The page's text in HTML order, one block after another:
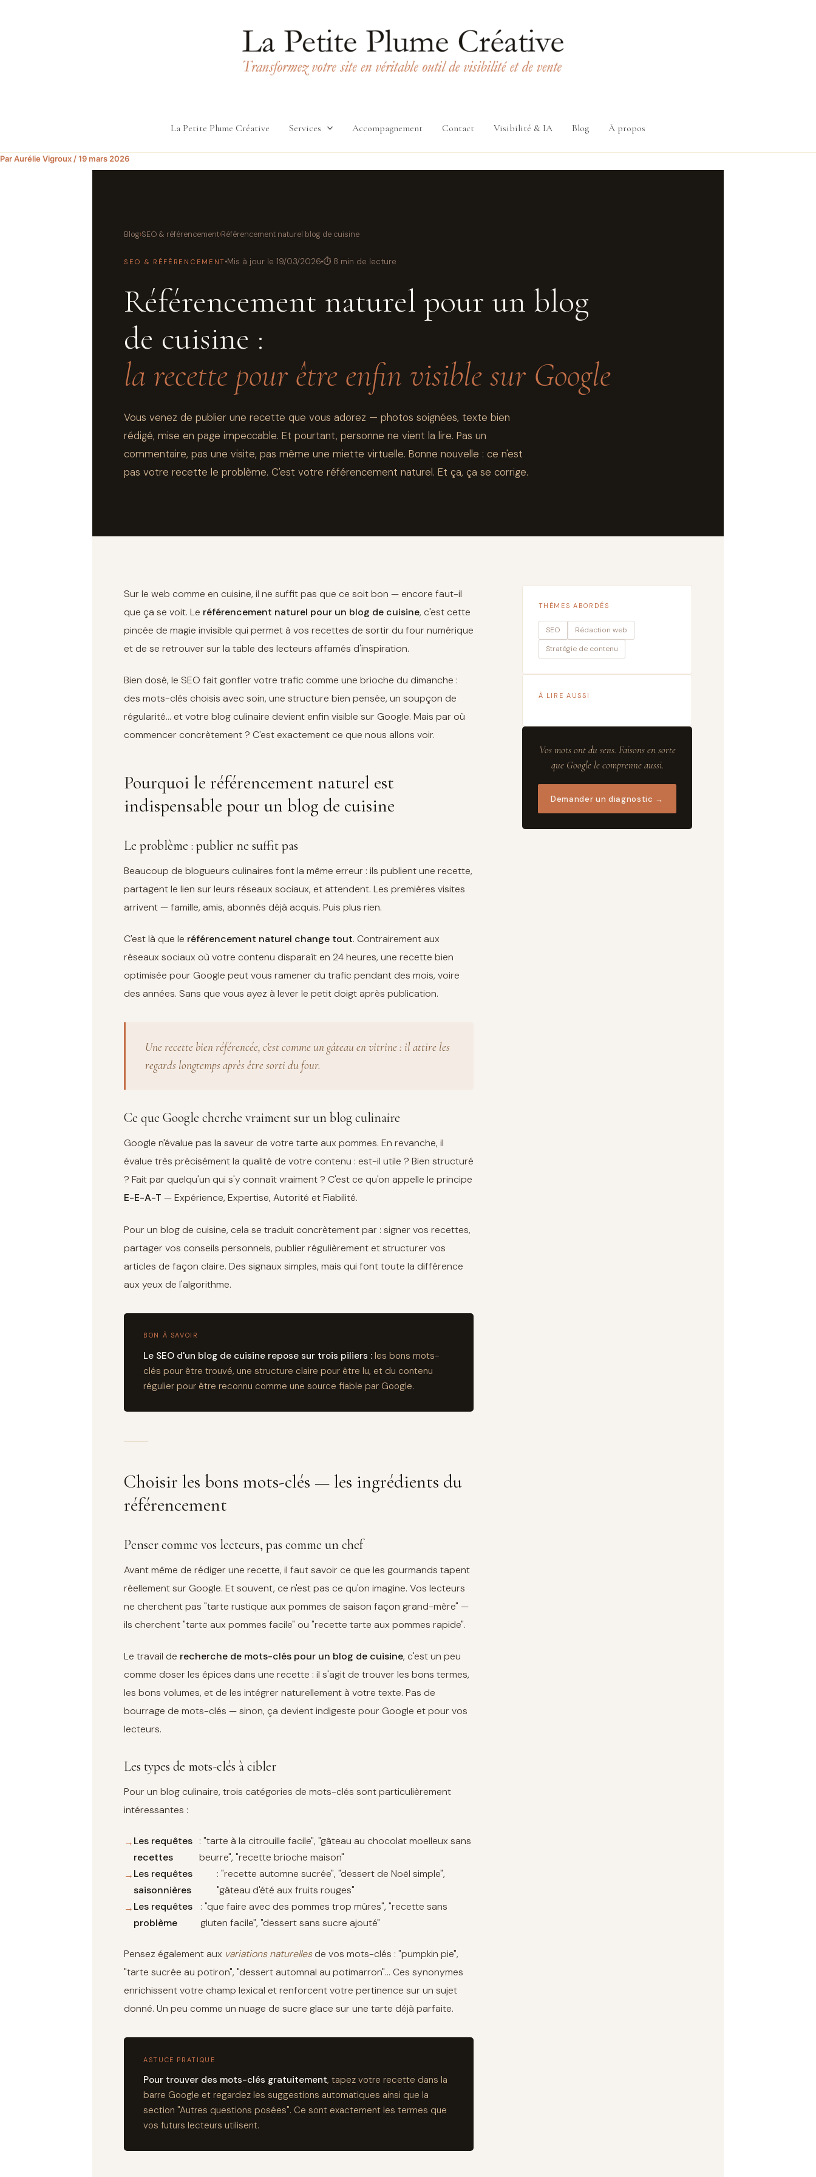
La Petite Plume Créative Services Accompagnement Contact Visibilité & IA Blog À propos
ParAurélie Vigroux /19 mars 2026
Blog›SEO & référencement›Référencement naturel blog de cuisine
SEO & RÉFÉRENCEMENT Mis à jour le 19/03/2026 ⏱ 8 min de lecture
Référencement naturel pour un blog
de cuisine :
la recette pour être enfin visible sur Google
Vous venez de publier une recette que vous adorez — photos soignées, texte bien
rédigé, mise en page impeccable. Et pourtant, personne ne vient la lire. Pas un
commentaire, pas une visite, pas même une miette virtuelle. Bonne nouvelle : ce n'est
pas votre recette le problème. C'est votre référencement naturel. Et ça, ça se corrige.
Sur le web comme en cuisine, il ne suffit pas que ce soit bon — encore faut-il
que ça se voit. Le référencement naturel pour un blog de cuisine, c'est cette
pincée de magie invisible qui permet à vos recettes de sortir du four numérique
et de se retrouver sur la table des lecteurs affamés d'inspiration.
Bien dosé, le SEO fait gonfler votre trafic comme une brioche du dimanche :
des mots-clés choisis avec soin, une structure bien pensée, un soupçon de
régularité… et votre blog culinaire devient enfin visible sur Google. Mais par où
commencer concrètement ? C'est exactement ce que nous allons voir.
Pourquoi le référencement naturel est
indispensable pour un blog de cuisine
Le problème : publier ne suffit pas
Beaucoup de blogueurs culinaires font la même erreur : ils publient une recette,
partagent le lien sur leurs réseaux sociaux, et attendent. Les premières visites
arrivent — famille, amis, abonnés déjà acquis. Puis plus rien.
C'est là que le référencement naturel change tout. Contrairement aux
réseaux sociaux où votre contenu disparaît en 24 heures, une recette bien
optimisée pour Google peut vous ramener du trafic pendant des mois, voire
des années. Sans que vous ayez à lever le petit doigt après publication.
Une recette bien référencée, c'est comme un gâteau en vitrine : il attire les
regards longtemps après être sorti du four.
Ce que Google cherche vraiment sur un blog culinaire
Google n'évalue pas la saveur de votre tarte aux pommes. En revanche, il
évalue très précisément la qualité de votre contenu : est-il utile ? Bien structuré
? Fait par quelqu'un qui s'y connaît vraiment ? C'est ce qu'on appelle le principe
E-E-A-T — Expérience, Expertise, Autorité et Fiabilité.
Pour un blog de cuisine, cela se traduit concrètement par : signer vos recettes,
partager vos conseils personnels, publier régulièrement et structurer vos
articles de façon claire. Des signaux simples, mais qui font toute la différence
aux yeux de l'algorithme.
BON À SAVOIR
Le SEO d'un blog de cuisine repose sur trois piliers : les bons mots-
clés pour être trouvé, une structure claire pour être lu, et du contenu
régulier pour être reconnu comme une source fiable par Google.
Choisir les bons mots-clés — les ingrédients du
référencement
Penser comme vos lecteurs, pas comme un chef
Avant même de rédiger une recette, il faut savoir ce que les gourmands tapent
réellement sur Google. Et souvent, ce n'est pas ce qu'on imagine. Vos lecteurs
ne cherchent pas "tarte rustique aux pommes de saison façon grand-mère" —
ils cherchent "tarte aux pommes facile" ou "recette tarte aux pommes rapide".
Le travail de recherche de mots-clés pour un blog de cuisine, c'est un peu
comme doser les épices dans une recette : il s'agit de trouver les bons termes,
les bons volumes, et de les intégrer naturellement à votre texte. Pas de
bourrage de mots-clés — sinon, ça devient indigeste pour Google et pour vos
lecteurs.
Les types de mots-clés à cibler
Pour un blog culinaire, trois catégories de mots-clés sont particulièrement
intéressantes :
Les requêtes
recettes
: "tarte à la citrouille facile", "gâteau au chocolat moelleux sans
beurre", "recette brioche maison"
Les requêtes
saisonnières
: "recette automne sucrée", "dessert de Noël simple",
"gâteau d'été aux fruits rouges"
Les requêtes
problème
: "que faire avec des pommes trop mûres", "recette sans
gluten facile", "dessert sans sucre ajouté"
Pensez également aux variations naturellesde vos mots-clés : "pumpkin pie",
"tarte sucrée au potiron", "dessert automnal au potimarron"… Ces synonymes
enrichissent votre champ lexical et renforcent votre pertinence sur un sujet
donné. Un peu comme un nuage de sucre glace sur une tarte déjà parfaite.
ASTUCE PRATIQUE
Pour trouver des mots-clés gratuitement, tapez votre recette dans la
barre Google et regardez les suggestions automatiques ainsi que la
section "Autres questions posées". Ce sont exactement les termes que
vos futurs lecteurs utilisent.
THÈMES ABORDÉS
SEO
Rédaction web
Stratégie de contenu
À LIRE AUSSI
Vos mots ont du sens. Faisons en sorte
que Google le comprenne aussi.
Demander un diagnostic →